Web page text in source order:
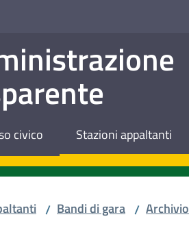
civico Stazioni appaltanti
/ Bandi di gara / Archivio